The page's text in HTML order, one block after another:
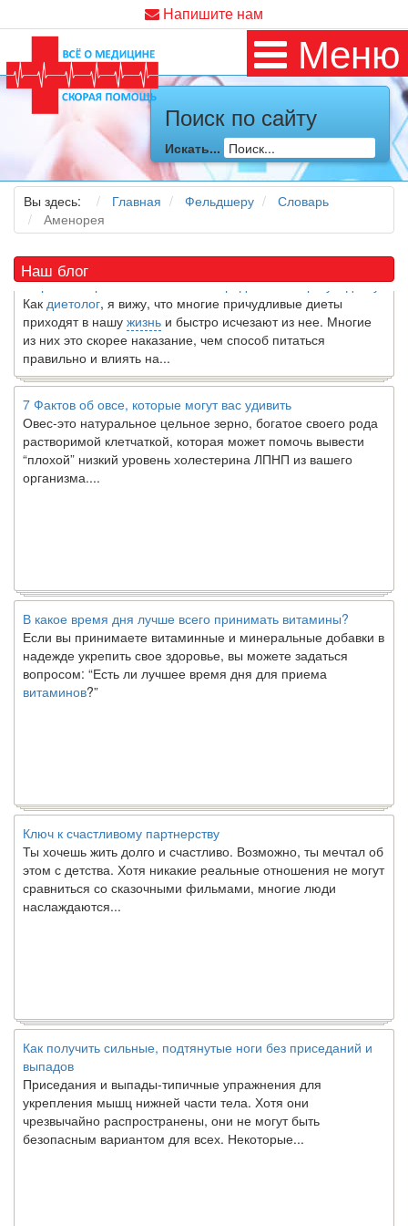
Напишите нам
Меню
Поиск по сайту
Искать...
Вы здесь: Главная Фельдшеру
Словарь
Аменорея
Наш блог
Как я заболел во время локдауна?
Это странная ситуация: вы соблюдали все меры
предосторожности COVID-19 (вы почти все время дома),
но, тем не менее, вы каким-то образом простудились. Вы
можете задаться...
5 причин обратить внимание на средиземноморскую диету
Как
диетолог
, я вижу, что многие причудливые диеты
приходят в нашу
жизнь
и быстро исчезают из нее. Многие
из них это скорее наказание, чем способ питаться
правильно и влиять на...
7 Фактов об овсе, которые могут вас удивить
Овес-это натуральное цельное зерно, богатое своего рода
растворимой клетчаткой, которая может помочь вывести
“плохой” низкий уровень холестерина ЛПНП из вашего
В какое время дня лучше всего принимать витамины?
Если вы принимаете витаминные и минеральные добавки в
надежде укрепить свое здоровье, вы можете задаться
вопросом: “Есть ли лучшее время дня для приема
витаминов ?”
Ключ к счастливому партнерству
Ты хочешь жить долго и счастливо. Возможно, ты мечтал об
этом с детства. Хотя никакие реальные отношения не могут
сравниться со сказочными фильмами, многие люди
наслаждаются...
Как получить сильные, подтянутые ноги без приседаний и
выпадов
Приседания и выпады-типичные упражнения для
укрепления мышц нижней части тела. Хотя они
чрезвычайно распространены, они не могут быть
безопасным вариантом для всех. Некоторые...